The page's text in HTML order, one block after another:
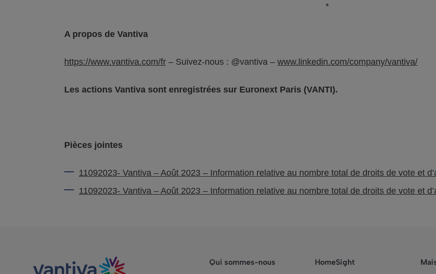
*
A propos de Vantiva
https://www.vantiva.com/fr – Suivez-nous : @vantiva – www.linkedin.com/company/vantiva/
Les actions Vantiva sont enregistrées sur Euronext Paris (VANTI).
Pièces jointes
11092023- Vantiva – Août 2023 – Information relative au nombre total de droits de vote et
11092023- Vantiva – Août 2023 – Information relative au nombre total de droits de vote et
Qui sommes-nous HomeSight